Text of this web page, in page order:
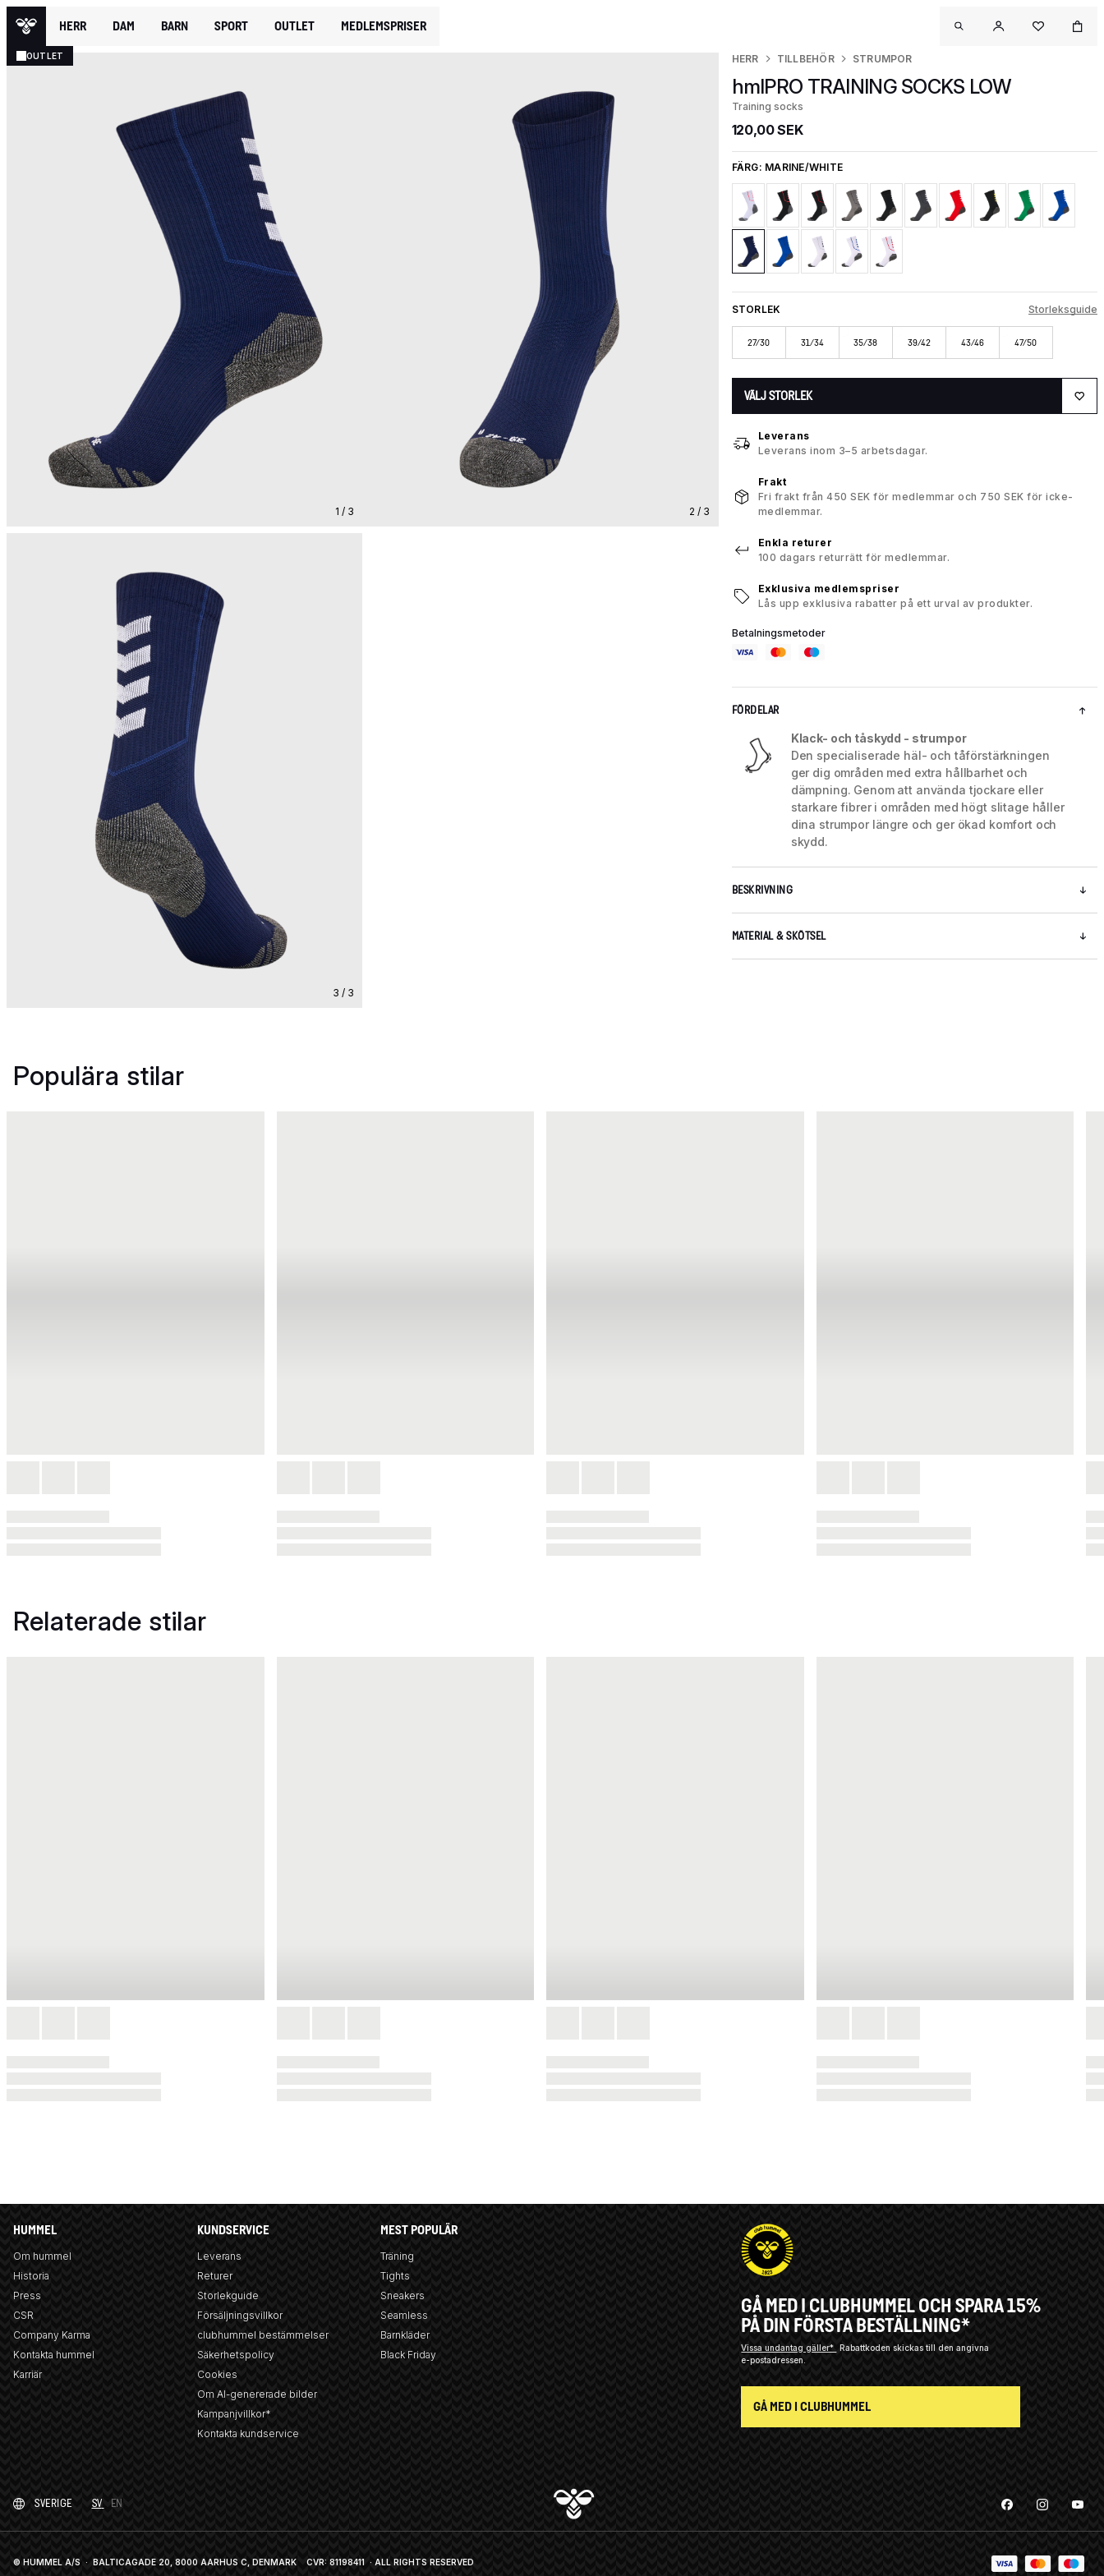
HERR DAM BARN SPORT OUTLET MEDLEMSPRISER
OUTLET
1 / 3 2 / 3
3 / 3
HERR TILLBEHÖR STRUMPOR
hmlPRO TRAINING SOCKS LOW
Training socks
120,00 SEK
FÄRG: MARINE/WHITE
STORLEK Storleksguide
27/30 31/34 35/38 39/42 43/46 47/50
VÄLJ STORLEK
Leverans
Leverans inom 3–5 arbetsdagar.
Frakt
Fri frakt från 450 SEK för medlemmar och 750 SEK för icke-
medlemmar.
Enkla returer
100 dagars returrätt för medlemmar.
Exklusiva medlemspriser
Lås upp exklusiva rabatter på ett urval av produkter.
Betalningsmetoder
FÖRDELAR
Klack- och tåskydd - strumpor
Den specialiserade häl- och tåförstärkningen
ger dig områden med extra hållbarhet och
dämpning. Genom att använda tjockare eller
starkare fibrer i områden med högt slitage håller
dina strumpor längre och ger ökad komfort och
skydd.
BESKRIVNING
MATERIAL & SKÖTSEL
Populära stilar
Relaterade stilar
HUMMEL
Om hummel
Historia
Press
CSR
Company Karma
Kontakta hummel
Karriär
KUNDSERVICE
Leverans
Returer
Storlekguide
Försäljningsvillkor
clubhummel bestämmelser
Säkerhetspolicy
Cookies
Om AI-genererade bilder
Kampanjvillkor*
Kontakta kundservice
MEST POPULÄR
Träning
Tights
Sneakers
Seamless
Barnkläder
Black Friday
GÅ MED I CLUBHUMMEL OCH SPARA 15%
PÅ DIN FÖRSTA BESTÄLLNING*
Vissa undantag gäller* Rabattkoden skickas till den angivna
e-postadressen.
GÅ MED I CLUBHUMMEL
SVERIGE SV EN
© HUMMEL A/S · BALTICAGADE 20, 8000 AARHUS C, DENMARK CVR: 81198411 · ALL RIGHTS RESERVED